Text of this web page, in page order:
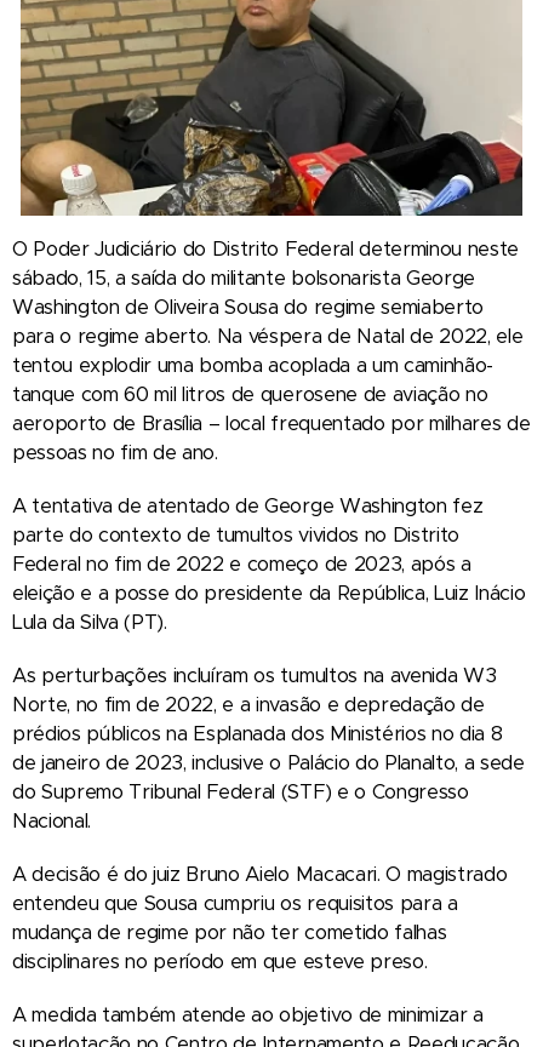
O Poder Judiciário do Distrito Federal determinou neste
sábado, 15, a saída do militante bolsonarista George
Washington de Oliveira Sousa do regime semiaberto
para o regime aberto. Na véspera de Natal de 2022, ele
tentou explodir uma bomba acoplada a um caminhão-
tanque com 60 mil litros de querosene de aviação no
aeroporto de Brasília – local frequentado por milhares de
pessoas no fim de ano.
A tentativa de atentado de George Washington fez
parte do contexto de tumultos vividos no Distrito
Federal no fim de 2022 e começo de 2023, após a
eleição e a posse do presidente da República, Luiz Inácio
Lula da Silva (PT).
As perturbações incluíram os tumultos na avenida W3
Norte, no fim de 2022, e a invasão e depredação de
prédios públicos na Esplanada dos Ministérios no dia 8
de janeiro de 2023, inclusive o Palácio do Planalto, a sede
do Supremo Tribunal Federal (STF) e o Congresso
Nacional.
A decisão é do juiz Bruno Aielo Macacari. O magistrado
entendeu que Sousa cumpriu os requisitos para a
mudança de regime por não ter cometido falhas
disciplinares no período em que esteve preso.
A medida também atende ao objetivo de minimizar a